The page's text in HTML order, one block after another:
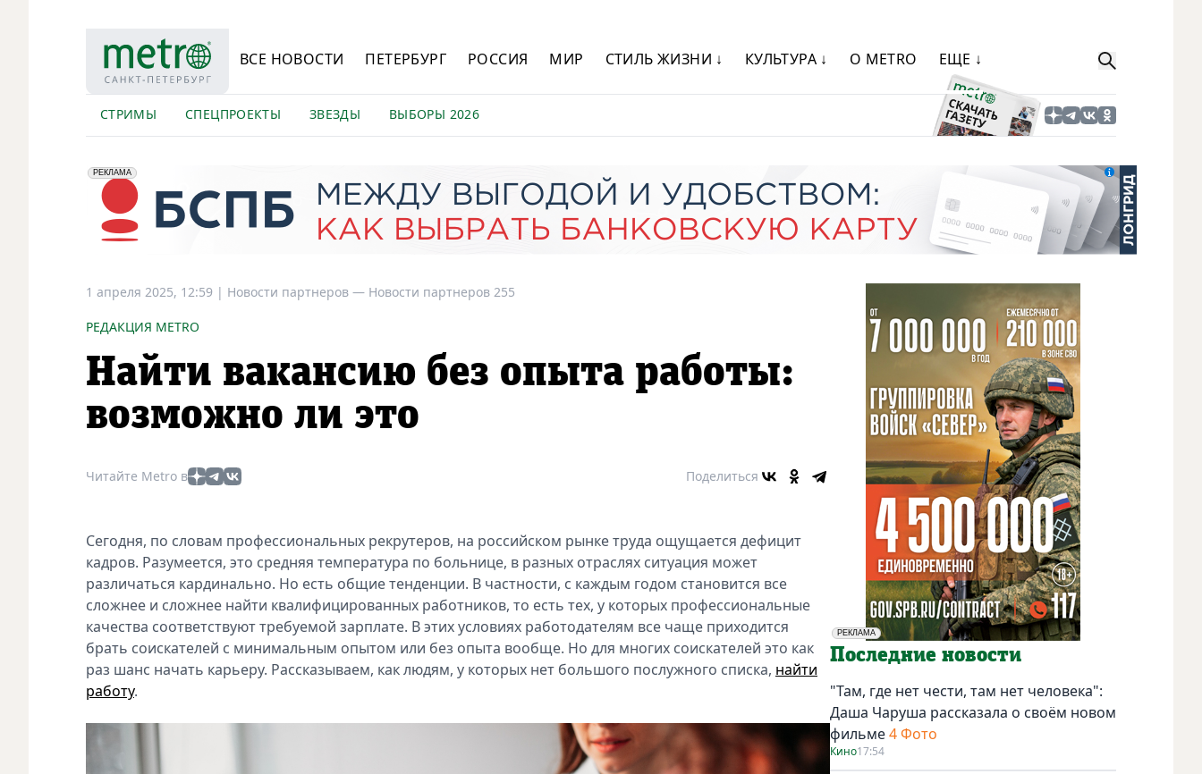
ВСЕ НОВОСТИ ПЕТЕРБУРГ РОССИЯ МИР СТИЛЬ ЖИЗНИ ↓ КУЛЬТУРА ↓ О METRO ЕЩЕ ↓
СТРИМЫ СПЕЦПРОЕКТЫ ЗВЕЗДЫ ВЫБОРЫ 2026
erid: 2VfnxyFybV5
РЕКЛАМА
ПАО "Банк "Санкт-Петербург", ИНН: 7831000027
1 апреля 2025, 12:59 | Новости партнеров — Новости партнеров 255
РЕДАКЦИЯ METRO
Найти вакансию без опыта работы:
возможно ли это
Читайте Metro в Поделиться
Сегодня, по словам профессиональных рекрутеров, на российском рынке труда ощущается дефицит
кадров. Разумеется, это средняя температура по больнице, в разных отраслях ситуация может
различаться кардинально. Но есть общие тенденции. В частности, с каждым годом становится все
сложнее и сложнее найти квалифицированных работников, то есть тех, у которых профессиональные
качества соответствуют требуемой зарплате. В этих условиях работодателям все чаще приходится
брать соискателей с минимальным опытом или без опыта вообще. Но для многих соискателей это как
раз шанс начать карьеру. Рассказываем, как людям, у которых нет большого послужного списка, найти
работу.
РЕКЛАМА
Социальная реклама
Последние новости
"Там, где нет чести, там нет человека":
Даша Чаруша рассказала о своём новом
фильме4 Фото
Кино17:54